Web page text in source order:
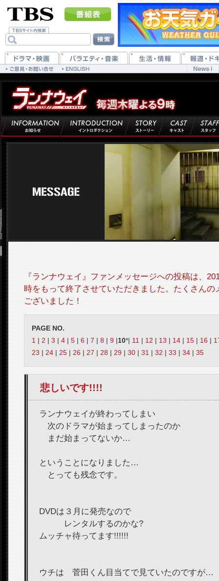
『ランナウェイ』ファンメッセージへの投稿は、
時をもって終了させていただきました。たくさんの
ございました！
PAGE NO.
1
2 3 4 5 6 7 8 9 10*| 11 12 13 14 15 16
23
24 25 26 27 28 29 30 31 32 33 34 35
悲しいです!!!!
ランナウェイが終わってしまい
次のドラマが始まってしまったのか
まだ始まってないか…
ということになりました…
とっても残念です。
DVDは３月に発売なので
レンタルするのかな?
ムッチャ待ってます!!!!!!
ウチは 菅田くん目当てで見ていたのですが…